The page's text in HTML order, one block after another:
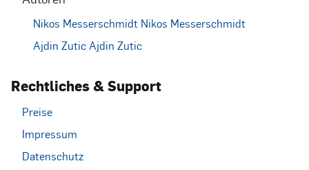
Nikos Messerschmidt Nikos Messerschmidt
Ajdin Zutic Ajdin Zutic
Rechtliches & Support
Preise
Impressum
Datenschutz